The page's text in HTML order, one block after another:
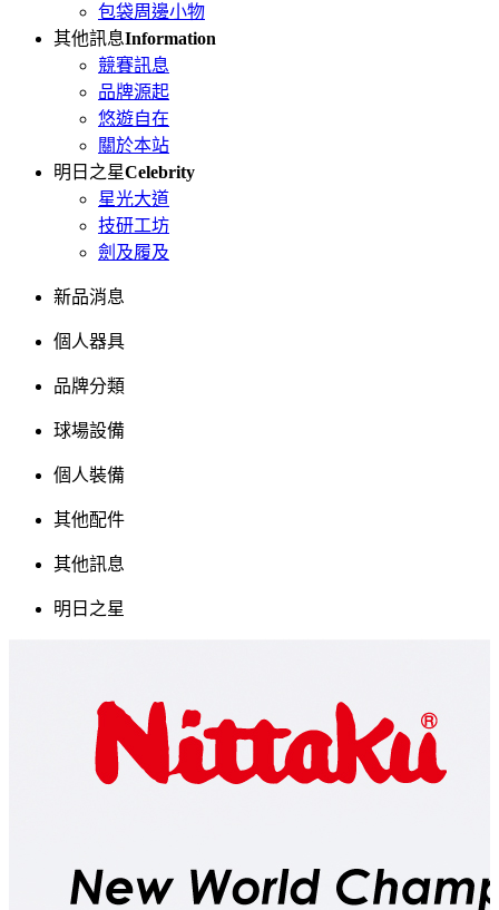
包袋周邊小物
其他訊息Information
競賽訊息
品牌源起
悠遊自在
關於本站
明日之星Celebrity
星光大道
技研工坊
劍及履及
新品消息
個人器具
品牌分類
球場設備
個人裝備
其他配件
其他訊息
明日之星